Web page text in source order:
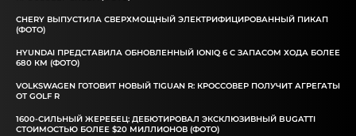
CHERY ВЫПУСТИЛА СВЕРХМОЩНЫЙ ЭЛЕКТРИФИЦИРОВАННЫЙ ПИКАП
(ФОТО)
HYUNDAI ПРЕДСТАВИЛА ОБНОВЛЕННЫЙ IONIQ 6 С ЗАПАСОМ ХОДА БОЛЕЕ
680 КМ (ФОТО)
VOLKSWAGEN ГОТОВИТ НОВЫЙ TIGUAN R: КРОССОВЕР ПОЛУЧИТ АГРЕГАТЫ
ОТ GOLF R
1600-СИЛЬНЫЙ ЖЕРЕБЕЦ: ДЕБЮТИРОВАЛ ЭКСКЛЮЗИВНЫЙ BUGATTI
СТОИМОСТЬЮ БОЛЕЕ $20 МИЛЛИОНОВ (ФОТО)